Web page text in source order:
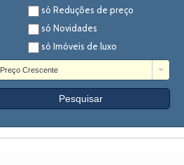
só Reduções de preço
só Novidades
só Imóveis de luxo
Preço Crescente